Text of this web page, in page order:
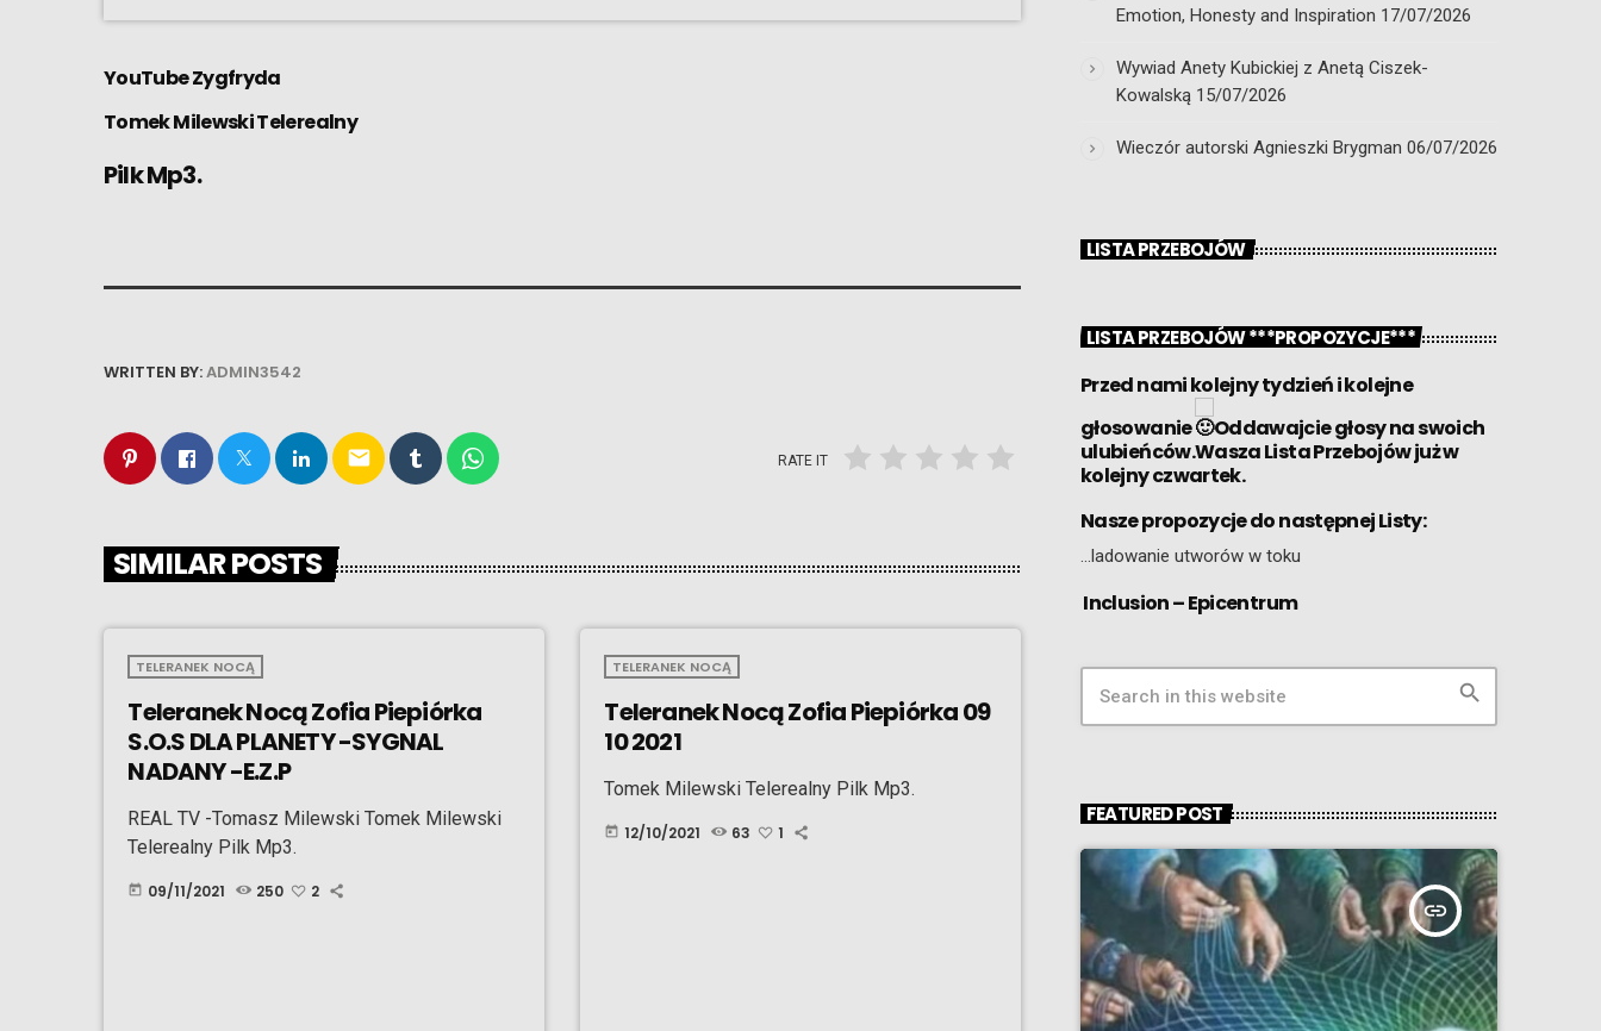
YouTubeZygfryda
Tomek Milewski Telerealny
Pilk Mp3.
WRITTEN BY:ADMIN3542
email RATE IT
SIMILAR POSTS
TELERANEK NOCĄ
Teleranek Nocą Zofia Piepiórka
S.O.S DLA PLANETY -SYGNAL
NADANY -E.Z.P
REAL TV -Tomasz Milewski Tomek Milewski
Telerealny Pilk Mp3.
today 09/11/2021 250 2
TELERANEK NOCĄ
Teleranek Nocą Zofia Piepiórka 09
10 2021
Tomek Milewski Telerealny Pilk Mp3.
today 12/10/2021 63 1
Emotion, Honesty and Inspiration 17/07/2026
Wywiad Anety Kubickiej z Anetą Ciszek-
Kowalską 15/07/2026
Wieczór autorski Agnieszki Brygman 06/07/2026
LISTA PRZEBOJÓW
LISTA PRZEBOJÓW ***PROPOZYCJE***
Przed nami kolejny tydzień i kolejne
głosowanie
Oddawajcie głosy na swoich
ulubieńców.Wasza Lista Przebojów już w
kolejny czwartek.
Nasze propozycje do następnej Listy:
…ladowanie utworów w toku
Inclusion – Epicentrum
search
FEATURED POST
insert_link